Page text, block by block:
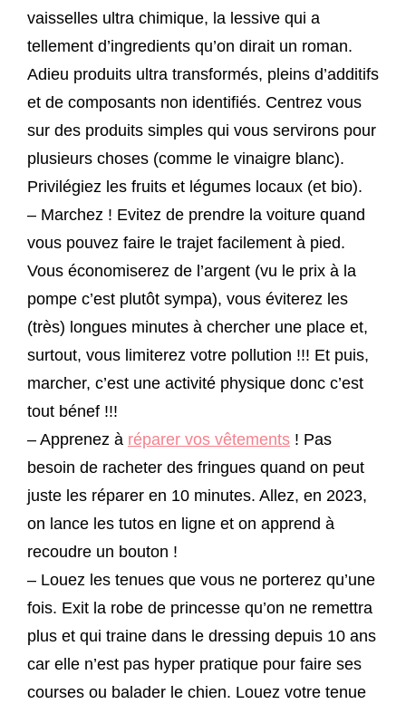
vaisselles ultra chimique, la lessive qui a
tellement d’ingredients qu’on dirait un roman.
Adieu produits ultra transformés, pleins d’additifs
et de composants non identifiés. Centrez vous
sur des produits simples qui vous servirons pour
plusieurs choses (comme le vinaigre blanc).
Privilégiez les fruits et légumes locaux (et bio).
– Marchez ! Evitez de prendre la voiture quand
vous pouvez faire le trajet facilement à pied.
Vous économiserez de l’argent (vu le prix à la
pompe c’est plutôt sympa), vous éviterez les
(très) longues minutes à chercher une place et,
surtout, vous limiterez votre pollution !!! Et puis,
marcher, c’est une activité physique donc c’est
tout bénef !!!
– Apprenez à réparer vos vêtements ! Pas
besoin de racheter des fringues quand on peut
juste les réparer en 10 minutes. Allez, en 2023,
on lance les tutos en ligne et on apprend à
recoudre un bouton !
– Louez les tenues que vous ne porterez qu’une
fois. Exit la robe de princesse qu’on ne remettra
plus et qui traine dans le dressing depuis 10 ans
car elle n’est pas hyper pratique pour faire ses
courses ou balader le chien. Louez votre tenue